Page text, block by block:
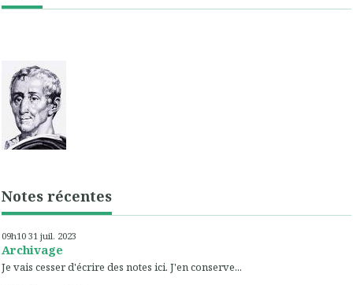
Notes récentes
09h10 31 juil. 2023
Archivage
Je vais cesser d'écrire des notes ici. J'en conserve...